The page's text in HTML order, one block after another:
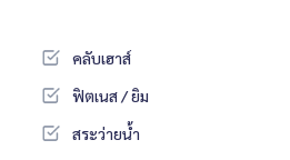
คลับเฮาส์
ฟิตเนส / ยิม
สระว่ายน้ำ